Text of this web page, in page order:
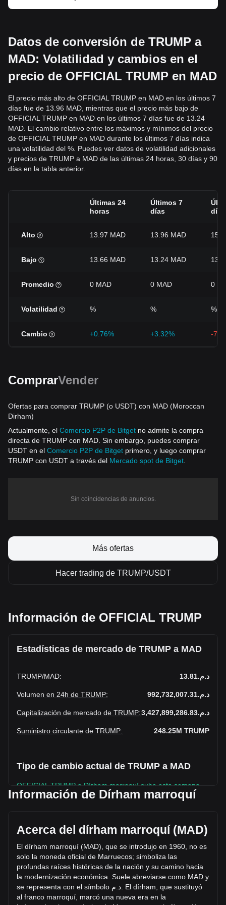
Datos de conversión de TRUMP a
MAD: Volatilidad y cambios en el
precio de OFFICIAL TRUMP en MAD
El precio más alto de OFFICIAL TRUMP en MAD en los últimos 7
días fue de 13.96 MAD, mientras que el precio más bajo de
OFFICIAL TRUMP en MAD en los últimos 7 días fue de 13.24
MAD. El cambio relativo entre los máximos y mínimos del precio
de OFFICIAL TRUMP en MAD durante los últimos 7 días indica
una volatilidad del %. Puedes ver datos de volatilidad adicionales
y precios de TRUMP a MAD de las últimas 24 horas, 30 días y 90
días en la tabla anterior.
Últimas 24
horas
Últimos 7
días
días
Alto 13.97 MAD 13.96 MAD
Bajo 13.66 MAD 13.24 MAD
Promedio 0 MAD 0 MAD 0
Volatilidad % % %
Cambio +0.76% +3.32% -
ComprarVender
Ofertas para comprar TRUMP (o USDT) con MAD (Moroccan
Dirham)
Actualmente, el Comercio P2P de Bitget no admite la compra
directa de TRUMP con MAD. Sin embargo, puedes comprar
USDT en el Comercio P2P de Bitget primero, y luego comprar
TRUMP con USDT a través del Mercado spot de Bitget
Sin coincidencias de anuncios.
Más ofertas
Hacer trading de TRUMP/USDT
Información de OFFICIAL TRUMP
Estadísticas de mercado de TRUMP a MAD
TRUMP/MAD: د.م.13.81
Volumen en 24h de TRUMP: د.م.992,732,007.31
Capitalización de mercado de TRUMP: د.م.3,427,899,286.83
Suministro circulante de TRUMP: 248.25M TRUMP
Tipo de cambio actual de TRUMP a MAD
OFFICIAL TRUMP a Dírham marroquí sube esta semana.
El precio de mercado actual de OFFICIAL TRUMP es de
circulante de 248,250,220 TRUMP. El volumen de trading
de OFFICIAL TRUMP se modificó en un -22.11%
(د.م.-281,836,387.07 MAD) en las últimas 24 horas. El
último día de trading, el volumen de operaciones de
TRUMP fue د.م.1,274,568,394.38.
Más información acerca de OFFICIAL
Información de Dírham marroquí
Acerca del dírham marroquí (MAD)
El dírham marroquí (MAD), que se introdujo en 1960, no es
solo la moneda oficial de Marruecos; simboliza las
profundas raíces históricas de la nación y su camino hacia
la modernización económica. Suele abreviarse como MAD y
se representa con el símbolo
د م
. El dírham, que sustituyó
al franco marroquí, marcó una nueva era en la